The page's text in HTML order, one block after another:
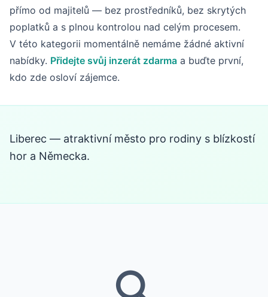
přímo od majitelů — bez prostředníků, bez skrytých
poplatků a s plnou kontrolou nad celým procesem.
V této kategorii momentálně nemáme žádné aktivní
nabídky. Přidejte svůj inzerát zdarma a buďte první,
kdo zde osloví zájemce.
Liberec — atraktivní město pro rodiny s blízkostí
hor a Německa.